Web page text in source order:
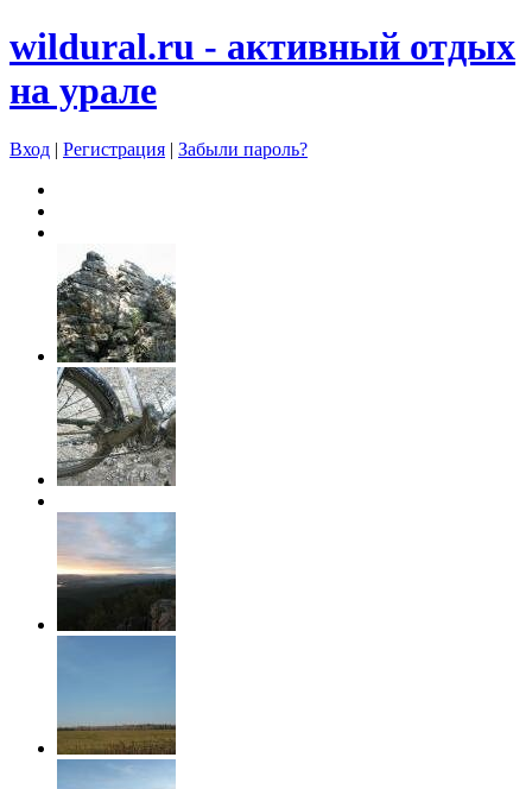
wildural.ru - aктивный отдых
на урале
Вход | Регистрация | Забыли пароль?